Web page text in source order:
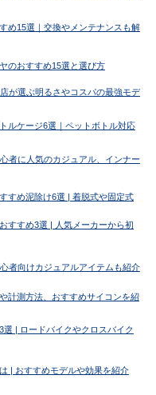
め15選｜交換やメンテナンスも解
のおすすめ15選と選び方
が選ぶ明るさやコスパの最強モデ
ルケージ6選｜ペットボトル対応
者に人気のカジュアル、インナー
すめ泥除け6選 | 着脱式や固定式
すすめ3選 | 人気メーカーから初
者向けカジュアルアイテムも紹介
計測方法、おすすめサイコンを紹
| ロードバイクやクロスバイク
| おすすめモデルや効果を紹介